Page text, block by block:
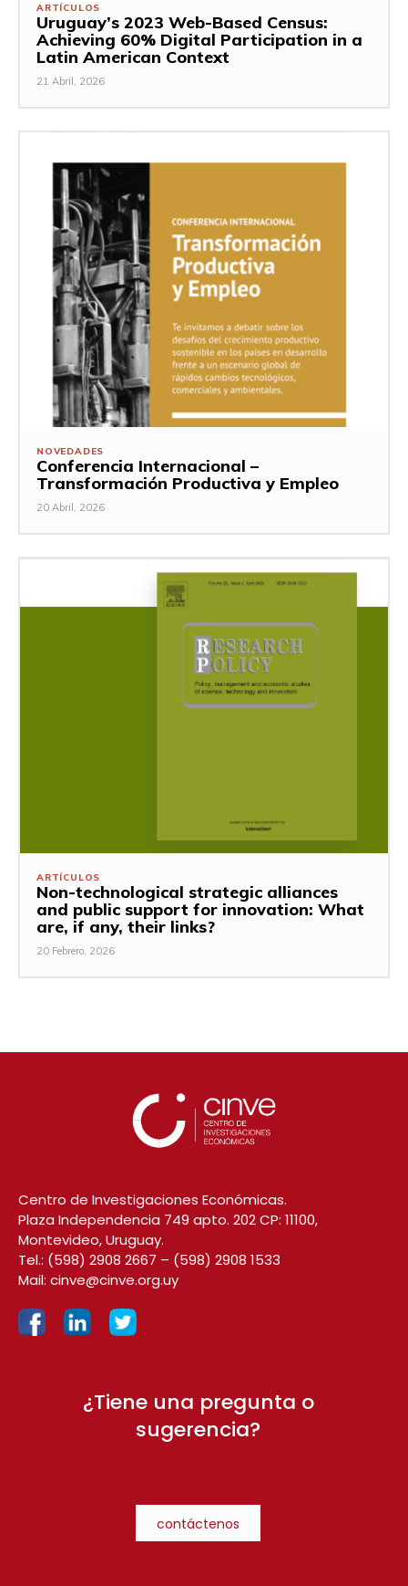
ARTÍCULOS
Uruguay’s 2023 Web-Based Census:
Achieving 60% Digital Participation in a
Latin American Context
21 Abril, 2026
NOVEDADES
Conferencia Internacional –
Transformación Productiva y Empleo
20 Abril, 2026
ARTÍCULOS
Non-technological strategic alliances
and public support for innovation: What
are, if any, their links?
20 Febrero, 2026
Centro de Investigaciones Económicas.
Plaza Independencia 749 apto. 202 CP: 11100,
Montevideo, Uruguay.
Tel.: (598) 2908 2667 – (598) 2908 1533
Mail: cinve@cinve.org.uy
¿Tiene una pregunta o
sugerencia?
contáctenos